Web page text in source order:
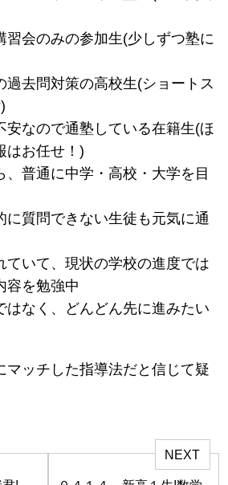
習会のみの参加生(少しずつ塾に
過去問対策の高校生(ショートス
安なので通塾している在籍生(ほ
はお任せ！)
、普通に中学・高校・大学を目
に質問できない生徒も元気に通
ていて、現状の学校の進度では
容を勉強中
はなく、どんどん先に進みたい
マッチした指導法だと信じて疑
NEXT